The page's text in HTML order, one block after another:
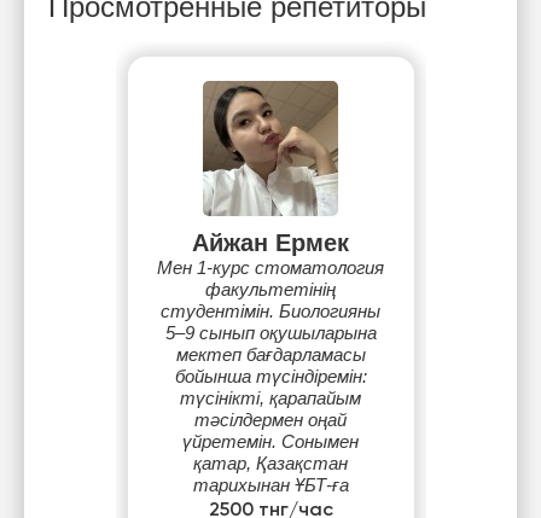
Просмотренные репетиторы
Айжан Ермек
Мен 1-курс стоматология
факультетінің
студентімін. Биологияны
5–9 сынып оқушыларына
мектеп бағдарламасы
бойынша түсіндіремін:
түсінікті, қарапайым
тәсілдермен оңай
үйретемін. Сонымен
қатар, Қазақстан
тарихынан ҰБТ-ға
дайындаймын: маңызды
2500 тнг/час